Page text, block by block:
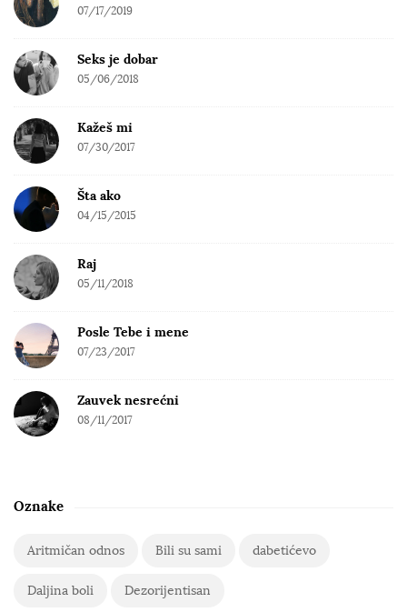
07/17/2019
Seks je dobar
05/06/2018
Kažeš mi
07/30/2017
Šta ako
04/15/2015
Raj
05/11/2018
Posle Tebe i mene
07/23/2017
Zauvek nesrećni
08/11/2017
Oznake
Aritmičan odnos Bili su sami dabetićevo
Daljina boli Dezorijentisan